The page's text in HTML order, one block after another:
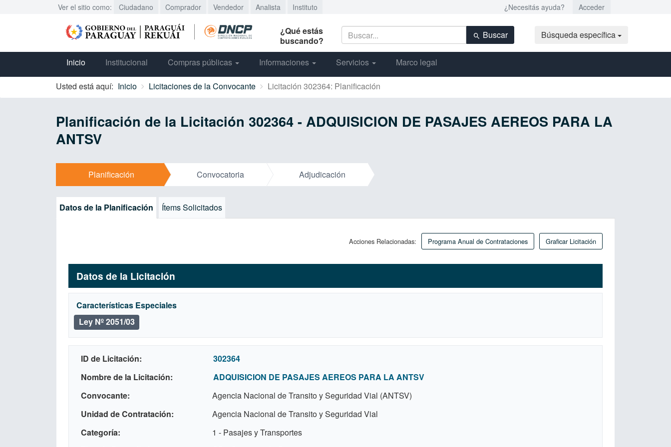
Ver el sitio como: Ciudadano Comprador Vendedor Analista Instituto ¿Necesitás ayuda? Acceder
¿Qué estás
buscando?
Buscar Búsqueda específica
Inicio Institucional Compras públicas Informaciones Servicios Marco legal
Usted está aquí: Inicio Licitaciones de la Convocante Licitación 302364: Planificación
Planificación de la Licitación 302364 - ADQUISICION DE PASAJES AEREOS PARA LA
ANTSV
Planificación Convocatoria Adjudicación
Datos de la Planificación Ítems Solicitados
Acciones Relacionadas: Programa Anual de Contrataciones Graficar Licitación
Datos de la Licitación
Características Especiales
Ley Nº 2051/03
ID de Licitación
302364
Nombre de la Licitación
ADQUISICION DE PASAJES AEREOS PARA LA ANTSV
Convocante
Agencia Nacional de Transito y Seguridad Vial (ANTSV)
Unidad de Contratación
Agencia Nacional de Transito y Seguridad Vial
Categoría
1 - Pasajes y Transportes